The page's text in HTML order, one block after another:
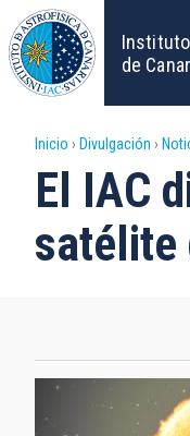
Pasar
al
contenido
principal
de
enlaces
de
a
la
Inicio Divulgación
El IAC
satélite